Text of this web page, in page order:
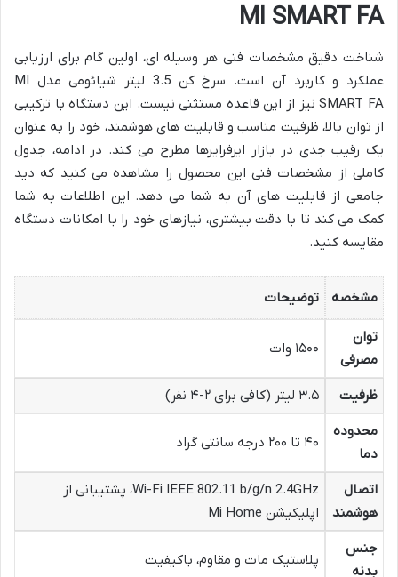
MI SMART FA
شناخت دقیق مشخصات فنی هر وسیله ای، اولین گام برای ارزیابی
عملکرد و کاربرد آن است. سرخ کن 3.5 لیتر شیائومی مدل MI
SMART FA نیز از این قاعده مستثنی نیست. این دستگاه با ترکیبی
از توان بالا، ظرفیت مناسب و قابلیت های هوشمند، خود را به عنوان
یک رقیب جدی در بازار ایرفرایرها مطرح می کند. در ادامه، جدول
کاملی از مشخصات فنی این محصول را مشاهده می کنید که دید
جامعی از قابلیت های آن به شما می دهد. این اطلاعات به شما
کمک می کند تا با دقت بیشتری، نیازهای خود را با امکانات دستگاه
مقایسه کنید.
مشخصه توضیحات
توان
مصرفی
۱۵۰۰ وات
ظرفیت
۳.۵ لیتر (کافی برای ۲-۴ نفر)
محدوده
دما
۴۰ تا ۲۰۰ درجه سانتی گراد
اتصال
هوشمند
Wi-Fi IEEE 802.11 b/g/n 2.4GHz، پشتیبانی از
اپلیکیشن Mi Home
جنس
بدنه
پلاستیک مات و مقاوم، باکیفیت